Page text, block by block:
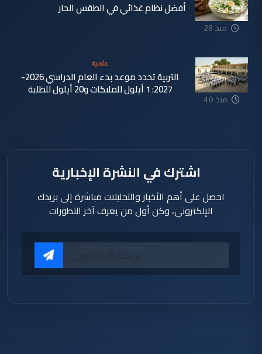
منذ 28
أفضل نظام غذائي في الطقس الحار
منذ 40
علمية
التربية تحدد موعد بدء العام الدراسي 2026-
2027: 1 أيلول للملاكات و20 أيلول للطلبة
اشترك في النشرة الإخبارية
احصل على أهم الأخبار والتحليلات مباشرة إلى بريدك
الإلكتروني، وكن أول من يعرف آخر التطورات